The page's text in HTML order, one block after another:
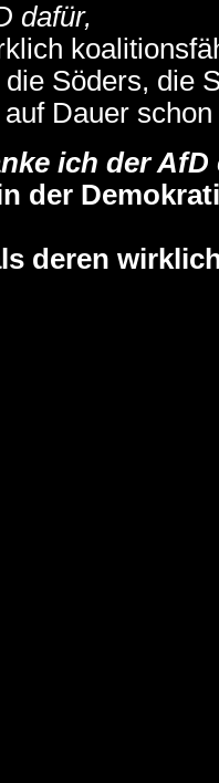
dafür,
Söders, die
Dauer
ich der
der
deren